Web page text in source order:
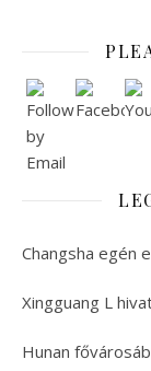
Changsha egén
Xingguang L
Hunan